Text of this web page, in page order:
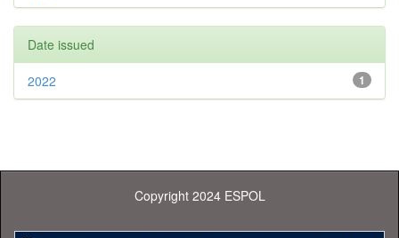
Date issued
1
2022
Copyright 2024 ESPOL